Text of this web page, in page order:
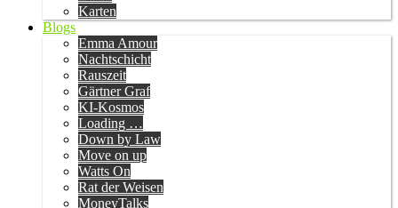
Karten
Blogs
Emma Amour
Nachtschicht
Rauszeit
Gärtner Graf
KI-Kosmos
Loading …
Down by Law
Move on up
Watts On
Rat der Weisen
MoneyTalks